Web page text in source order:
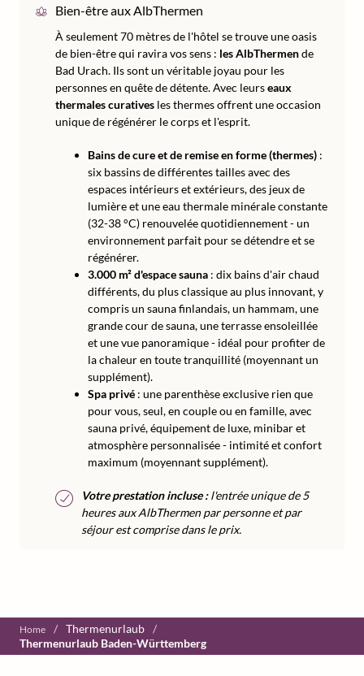
Bien-être aux AlbThermen
À seulement 70 mètres de l'hôtel se trouve une oasis
de bien-être qui ravira vos sens : les AlbThermende
Bad Urach. Ils sont un véritable joyau pour les
personnes en quête de détente. Avec leurseaux
thermales curatives les thermes offrent une occasion
unique de régénérer le corps et l'esprit.
Bains de cure et de remise en forme (thermes) :
six bassins de différentes tailles avec des
espaces intérieurs et extérieurs, des jeux de
lumière et une eau thermale minérale constante
(32-38 °C) renouvelée quotidiennement - un
environnement parfait pour se détendre et se
régénérer.
3.000 m² d'espace sauna : dix bains d'air chaud
différents, du plus classique au plus innovant, y
compris un sauna finlandais, un hammam, une
grande cour de sauna, une terrasse ensoleillée
et une vue panoramique - idéal pour profiter de
la chaleur en toute tranquillité (moyennant un
supplément).
Spa privé : une parenthèse exclusive rien que
pour vous, seul, en couple ou en famille, avec
sauna privé, équipement de luxe, minibar et
atmosphère personnalisée - intimité et confort
maximum (moyennant supplément).
Votre prestation incluse :l'entrée unique de 5
heures aux AlbThermen par personne et par
séjour est comprise dans le prix.
Home / Thermenurlaub /
Thermenurlaub Baden-Württemberg